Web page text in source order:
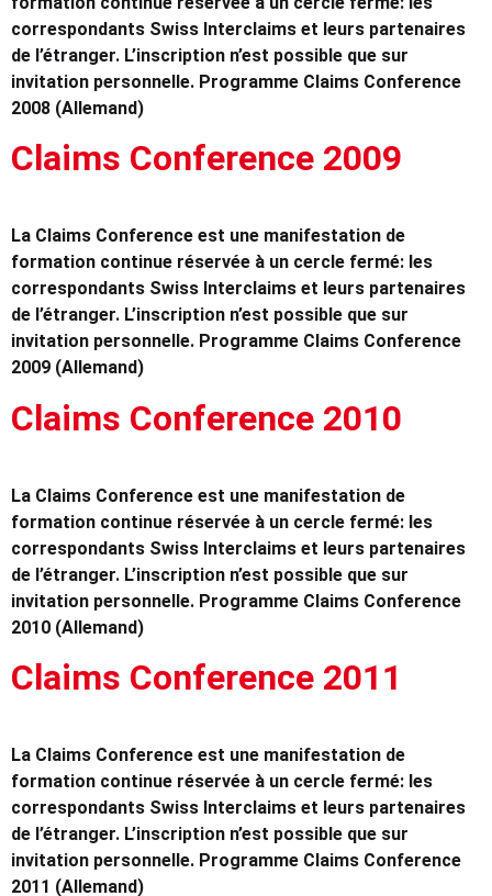
correspondants Swiss Interclaims et leurs partenaires
de l’étranger. L’inscription n’est possible que sur
invitation personnelle. Programme Claims Conference
2008 (Allemand)
Claims Conference 2009
La Claims Conference est une manifestation de
formation continue réservée à un cercle fermé: les
correspondants Swiss Interclaims et leurs partenaires
de l’étranger. L’inscription n’est possible que sur
invitation personnelle. Programme Claims Conference
2009 (Allemand)
Claims Conference 2010
La Claims Conference est une manifestation de
formation continue réservée à un cercle fermé: les
correspondants Swiss Interclaims et leurs partenaires
de l’étranger. L’inscription n’est possible que sur
invitation personnelle. Programme Claims Conference
2010 (Allemand)
Claims Conference 2011
La Claims Conference est une manifestation de
formation continue réservée à un cercle fermé: les
correspondants Swiss Interclaims et leurs partenaires
de l’étranger. L’inscription n’est possible que sur
invitation personnelle. Programme Claims Conference
2011 (Allemand)